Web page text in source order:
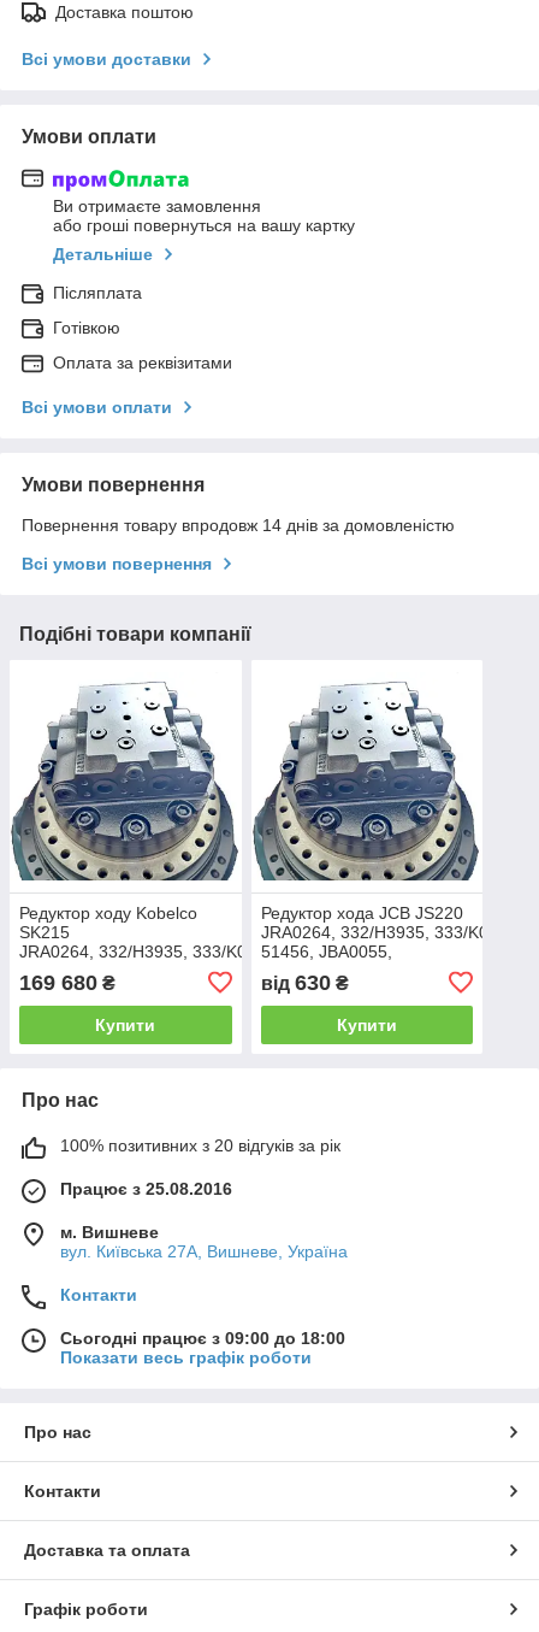
Доставка поштою
Всі умови доставки
Умови оплати
Ви отримаєте замовлення
або гроші повернуться на вашу картку
Детальніше
Післяплата
Готівкою
Оплата за реквізитами
Всі умови оплати
Умови повернення
Повернення товару впродовж 14 днів за домовленістю
Всі умови повернення
Подібні товари компанії
Редуктор ходу Kobelco
SK215
JRA0264, 332/H3935, 333/K0684, 170VP39, 20460-
05/903805
169 680 ₴
Купити
Редуктор хода JCB JS220
JRA0264, 332/H3935, 333/K0684,
51456, JBA0055,
від 630₴
Купити
Про нас
100% позитивних з 20 відгуків за рік
Працює з 25.08.2016
м. Вишневе
вул. Київська 27А, Вишневе, Україна
Контакти
Сьогодні працює з 09:00 до 18:00
Показати весь графік роботи
Про нас
Контакти
Доставка та оплата
Графік роботи